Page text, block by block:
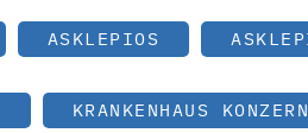
ASKLEPIOS
KRANKENHAUS KONZERN